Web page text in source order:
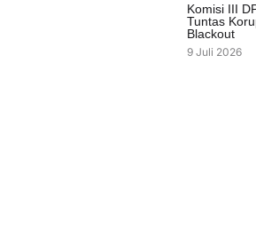
Komisi III
Tuntas
Blackout
9 Juli 2026